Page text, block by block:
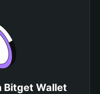
Bitget Wallet